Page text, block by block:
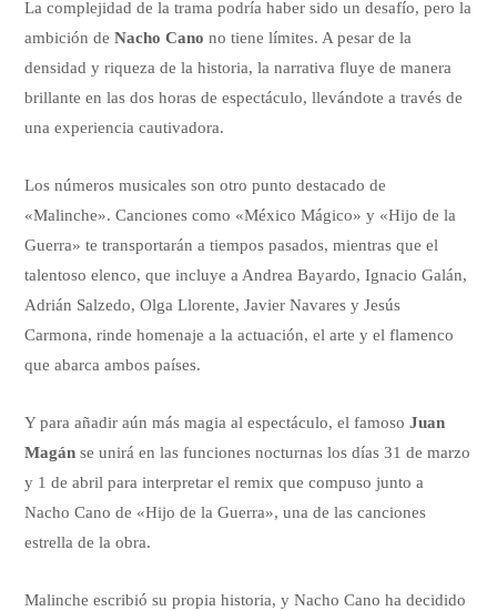
La complejidad de la trama podría haber sido un desafío, pero la
ambición deNacho Cano no tiene límites. A pesar de la
densidad y riqueza de la historia, la narrativa fluye de manera
brillante en las dos horas de espectáculo, llevándote a través de
una experiencia cautivadora.
Los números musicales son otro punto destacado de
«Malinche». Canciones como «México Mágico» y «Hijo de la
Guerra» te transportarán a tiempos pasados, mientras que el
talentoso elenco, que incluye a Andrea Bayardo, Ignacio Galán,
Adrián Salzedo, Olga Llorente, Javier Navares y Jesús
Carmona, rinde homenaje a la actuación, el arte y el flamenco
que abarca ambos países.
Y para añadir aún más magia al espectáculo, el famosoJuan
Magán se unirá en las funciones nocturnas los días 31 de marzo
y 1 de abril para interpretar el remix que compuso junto a
Nacho Cano de «Hijo de la Guerra», una de las canciones
estrella de la obra.
Malinche escribió su propia historia, y Nacho Cano ha decidido